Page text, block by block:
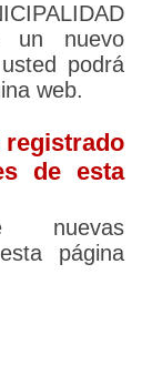
un nuevo
podrá
web.
registrado
de esta
nuevas
página